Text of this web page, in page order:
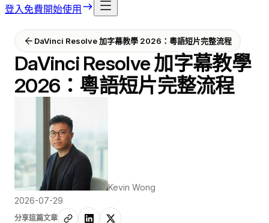
登入 免費開始使用
DaVinci Resolve 加字幕教學 2026：粵語短片完整流程
DaVinci Resolve 加字幕教學
2026：粵語短片完整流程
Kevin Wong
2026-07-29
分享這篇文章